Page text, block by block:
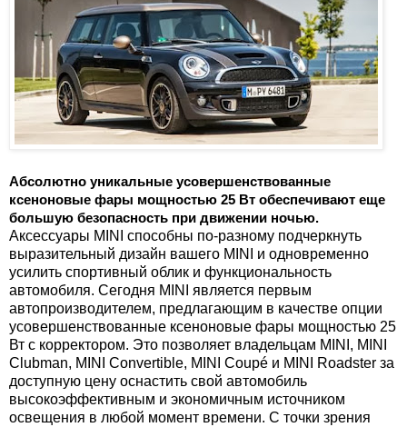
Абсолютно уникальные усовершенствованные
ксеноновые фары мощностью 25 Вт обеспечивают еще
большую безопасность при движении ночью.
Аксессуары MINI способны по-разному подчеркнуть
выразительный дизайн вашего MINI и одновременно
усилить спортивный облик и функциональность
автомобиля. Сегодня MINI является первым
автопроизводителем, предлагающим в качестве опции
усовершенствованные ксеноновые фары мощностью 25
Вт с корректором. Это позволяет владельцам MINI, MINI
Clubman, MINI Convertible, MINI Coupé и MINI Roadster за
доступную цену оснастить свой автомобиль
высокоэффективным и экономичным источником
освещения в любой момент времени. С точки зрения